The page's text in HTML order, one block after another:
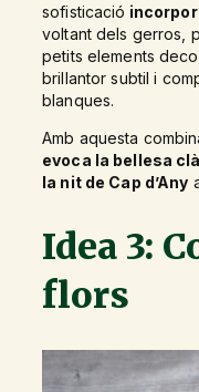
sofisticació
voltant dels gerros,
petits elements
brillantor subtil i
blanques.
Amb aquesta
evoca la bellesa
la nit de Cap d’Any
Idea 3:
flors